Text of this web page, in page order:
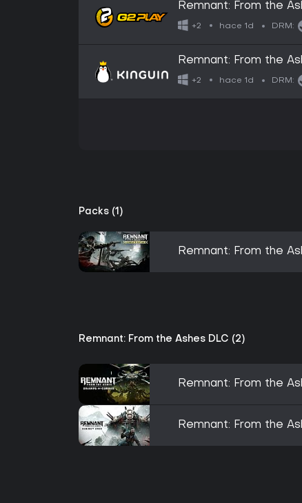
Remnant: From the
+2 hace 1d DRM:
Remnant: From the
+2 hace 1d DRM:
Packs (1)
Remnant: From the
Remnant: From the Ashes DLC (2)
Remnant: From the
Remnant: From the